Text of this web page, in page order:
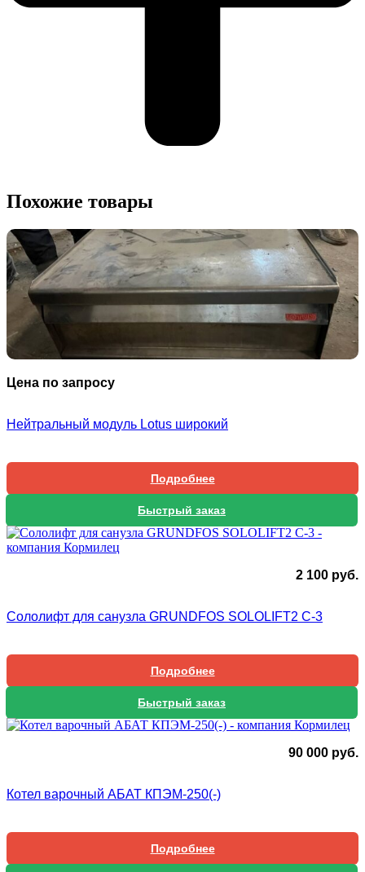
Похожие товары
Цена по запросу
Нейтральный модуль Lotus широкий
Подробнее
Быстрый заказ
2 100 руб.
Сололифт для санузла GRUNDFOS SOLOLIFT2 C-3
Подробнее
Быстрый заказ
90 000 руб.
Котел варочный АБАТ КПЭМ-250(-)
Подробнее